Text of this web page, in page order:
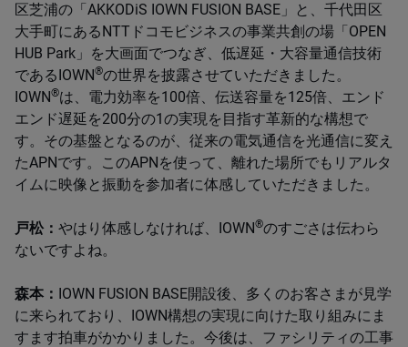
区芝浦の「AKKODiS IOWN FUSION BASE」と、千代田区
大手町にあるNTTドコモビジネスの事業共創の場「OPEN
HUB Park」を大画面でつなぎ、低遅延・大容量通信技術
であるIOWN®の世界を披露させていただきました。
IOWN®は、電力効率を100倍、伝送容量を125倍、エンド
エンド遅延を200分の1の実現を目指す革新的な構想で
す。その基盤となるのが、従来の電気通信を光通信に変え
たAPNです。このAPNを使って、離れた場所でもリアルタ
イムに映像と振動を参加者に体感していただきました。
戸松： やはり体感しなければ、IOWN®のすごさは伝わら
ないですよね。
森本： IOWN FUSION BASE開設後、多くのお客さまが見学
に来られており、IOWN構想の実現に向けた取り組みにま
すます拍車がかかりました。今後は、ファシリティの工事